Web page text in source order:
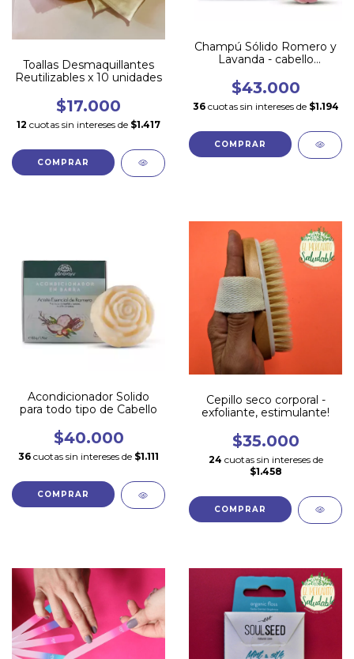
Toallas Desmaquillantes
Reutilizables x 10 unidades
$17.000
12 cuotas sin intereses de $1.417
Champú Sólido Romero y
Lavanda - cabello
$43.000
36 cuotas sin intereses de $1.194
Acondicionador Solido
para todo tipo de Cabello
$40.000
36 cuotas sin intereses de $1.111
Cepillo seco corporal -
exfoliante, estimulante!
$35.000
24 cuotas sin intereses de
$1.458